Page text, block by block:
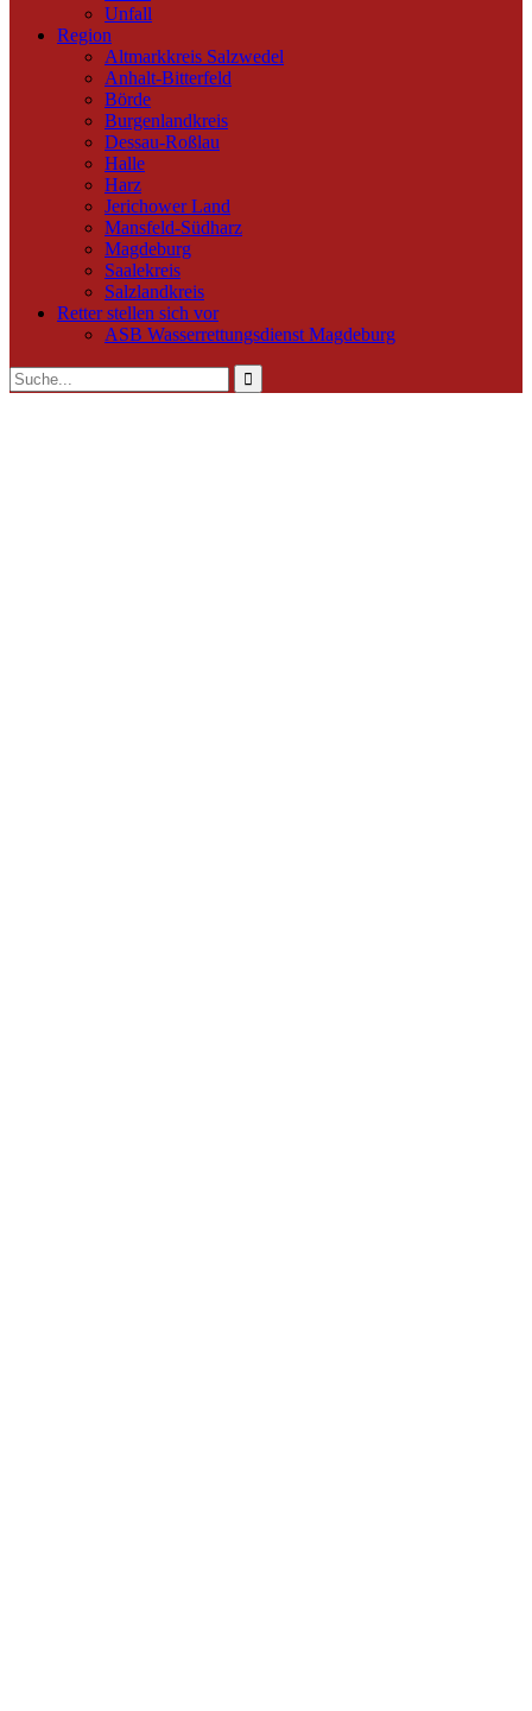
Unfall
Region
Altmarkkreis Salzwedel
Anhalt-Bitterfeld
Börde
Burgenlandkreis
Dessau-Roßlau
Halle
Harz
Jerichower Land
Mansfeld-Südharz
Magdeburg
Saalekreis
Salzlandkreis
Retter stellen sich vor
ASB Wasserrettungsdienst Magdeburg